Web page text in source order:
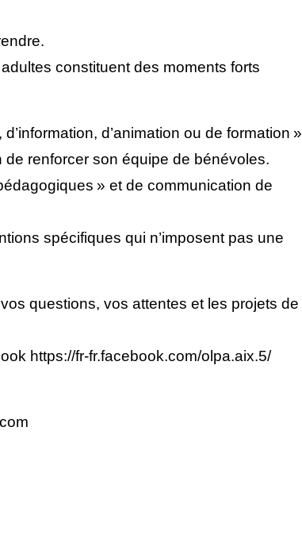
constituent des moments forts
d’animation ou de formation »
de renforcer son équipe de bénévoles.
» et de communication de
spécifiques qui n’imposent pas une
questions, vos attentes et les projets de
https://fr-fr.facebook.com/olpa.aix.5/